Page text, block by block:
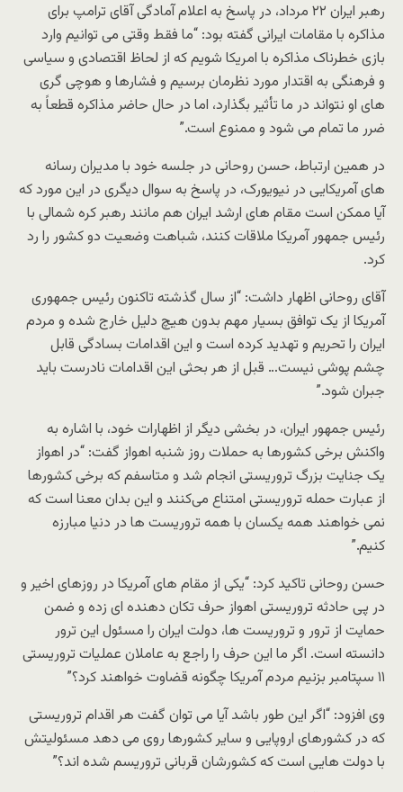
رهبر ایران ۲۲ مرداد، در پاسخ به اعلام آمادگی آقای ترامپ برای
مذاکره با مقامات ایرانی گفته بود: “ما فقط وقتی می توانیم وارد
بازی خطرناک مذاکره با امریکا شویم که از لحاظ اقتصادی و سیاسی
و فرهنگی به اقتدار مورد نظرمان برسیم و فشارها و هوچی گری
های او نتواند در ما تأثیر بگذارد، اما در حال حاضر مذاکره قطعاً به
ضرر ما تمام می شود و ممنوع است.”
در همین ارتباط، حسن روحانی در جلسه خود با مدیران رسانه
های آمریکایی در نیویورک، در پاسخ به سوال دیگری در این مورد که
آیا ممکن است مقام های ارشد ایران هم مانند رهبر کره شمالی با
رئیس جمهور آمریکا ملاقات کنند، شباهت وضعیت دو کشور را رد
کرد.
آقای روحانی اظهار داشت: “از سال گذشته تاکنون رئیس جمهوری
آمریکا از یک توافق بسیار مهم بدون هیچ دلیل خارج شده و مردم
ایران را تحریم و تهدید کرده است و این اقدامات بسادگی قابل
چشم پوشی نیست… قبل از هر بحثی این اقدامات نادرست باید
جبران شود.”
رئیس جمهور ایران، در بخشی دیگر از اظهارات خود، با اشاره به
واکنش برخی کشورها به حملات روز شنبه اهواز گفت: “در اهواز
یک جنایت بزرگ تروریستی انجام شد و متاسفم که برخی کشورها
از عبارت حمله تروریستی امتناع می‌کنند و این بدان معنا است که
نمی خواهند همه یکسان با همه تروریست ها در دنیا مبارزه
کنیم.”
حسن روحانی تاکید کرد: “یکی از مقام های آمریکا در روزهای اخیر و
در پی حادثه تروریستی اهواز حرف تکان دهنده ای زده و ضمن
حمایت از ترور و تروریست ها، دولت ایران را مسئول این ترور
دانسته است. اگر ما این حرف را راجع به عاملان عملیات تروریستی
۱۱ سپتامبر بزنیم مردم آمریکا چگونه قضاوت خواهند کرد؟”
وی افزود: “اگر این طور باشد آیا می توان گفت هر اقدام تروریستی
که در کشورهای اروپایی و سایر کشورها روی می دهد مسئولیتش
با دولت هایی است که کشورشان قربانی تروریسم شده اند؟”